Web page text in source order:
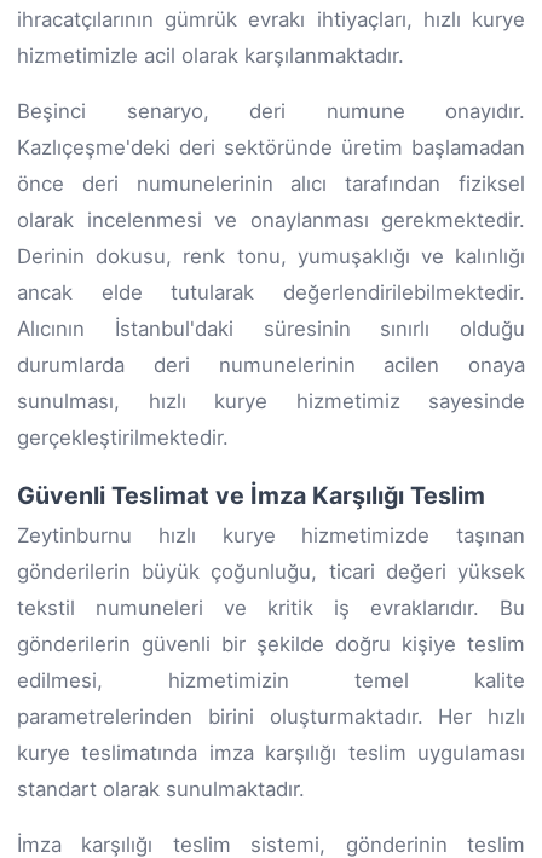
ihracatçılarının gümrük evrakı ihtiyaçları, hızlı kurye
hizmetimizle acil olarak karşılanmaktadır.
Beşinci senaryo, deri numune onayıdır.
Kazlıçeşme'deki deri sektöründe üretim başlamadan
önce deri numunelerinin alıcı tarafından fiziksel
olarak incelenmesi ve onaylanması gerekmektedir.
Derinin dokusu, renk tonu, yumuşaklığı ve kalınlığı
ancak elde tutularak değerlendirilebilmektedir.
Alıcının İstanbul'daki süresinin sınırlı olduğu
durumlarda deri numunelerinin acilen onaya
sunulması, hızlı kurye hizmetimiz sayesinde
gerçekleştirilmektedir.
Güvenli Teslimat ve İmza Karşılığı Teslim
Zeytinburnu hızlı kurye hizmetimizde taşınan
gönderilerin büyük çoğunluğu, ticari değeri yüksek
tekstil numuneleri ve kritik iş evraklarıdır. Bu
gönderilerin güvenli bir şekilde doğru kişiye teslim
edilmesi, hizmetimizin temel kalite
parametrelerinden birini oluşturmaktadır. Her hızlı
kurye teslimatında imza karşılığı teslim uygulaması
standart olarak sunulmaktadır.
İmza karşılığı teslim sistemi, gönderinin teslim